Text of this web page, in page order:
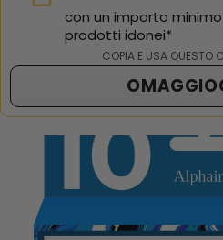
con un importo
prodotti idonei*
COPIA E USA QUESTO